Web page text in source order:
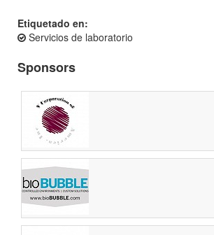
Etiquetado en:
Servicios de laboratorio
Sponsors